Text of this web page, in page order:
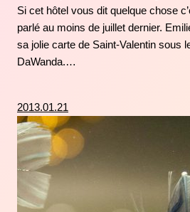
Si cet hôtel vous dit quelque chose
parlé au moins de juillet dernier.
sa jolie carte de Saint-Valentin sous
DaWanda.…
2013.01.21